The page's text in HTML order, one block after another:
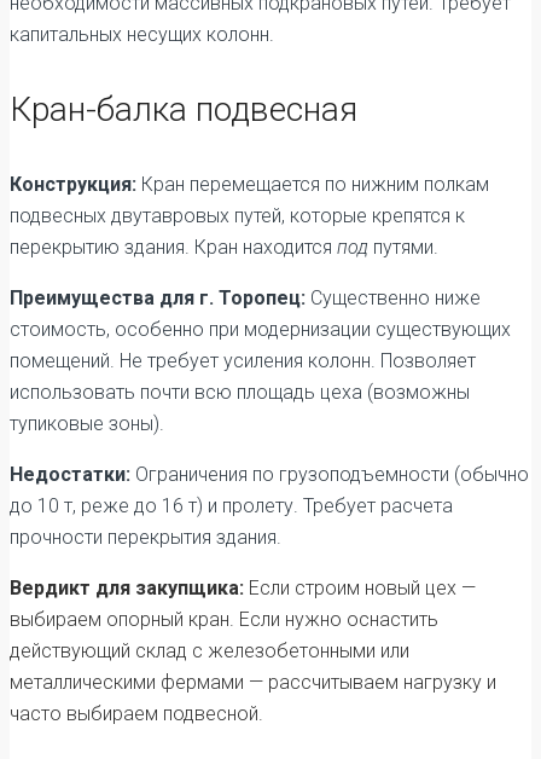
капитальных несущих колонн.
Кран-балка подвесная
Конструкция: Кран перемещается по нижним полкам
подвесных двутавровых путей, которые крепятся к
перекрытию здания. Кран находится под путями.
Преимущества для г. Торопец: Существенно ниже
стоимость, особенно при модернизации существующих
помещений. Не требует усиления колонн. Позволяет
использовать почти всю площадь цеха (возможны
тупиковые зоны).
Недостатки: Ограничения по грузоподъемности (обычно
до 10 т, реже до 16 т) и пролету. Требует расчета
прочности перекрытия здания.
Вердикт для закупщика: Если строим новый цех —
выбираем опорный кран. Если нужно оснастить
действующий склад с железобетонными или
металлическими фермами — рассчитываем нагрузку и
часто выбираем подвесной.